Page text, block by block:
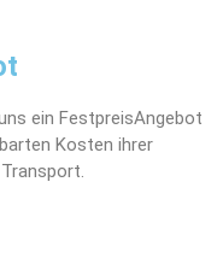
ein FestpreisAngebot
Kosten ihrer